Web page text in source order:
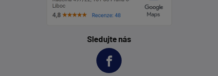
Sledujte nás